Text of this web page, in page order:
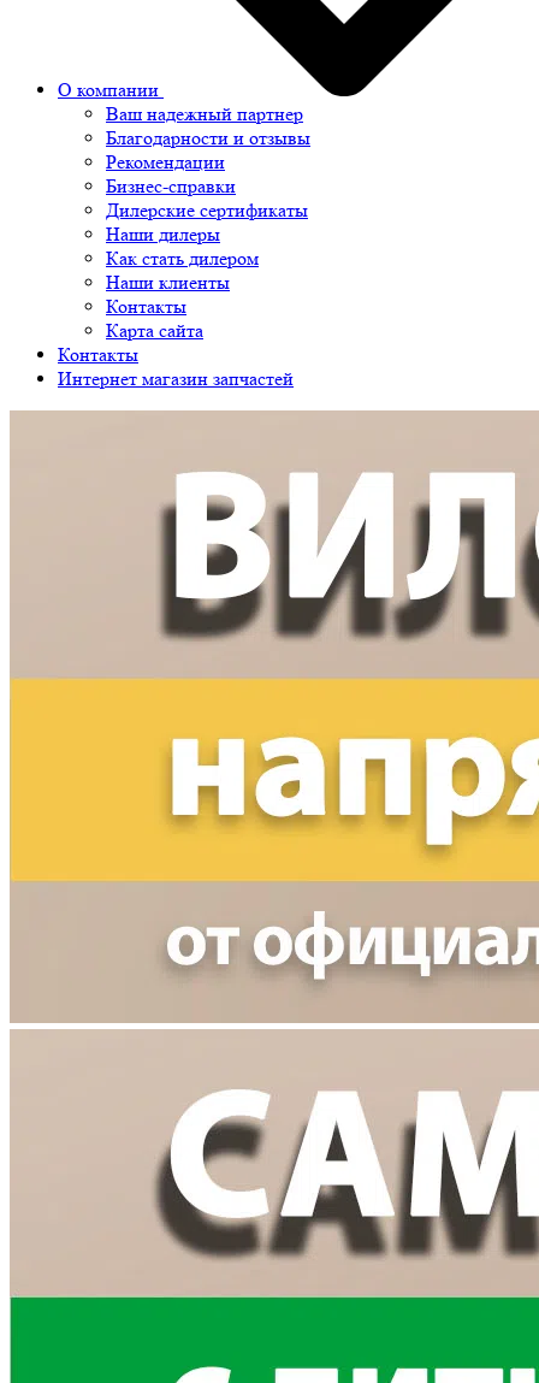
О компании
Ваш надежный партнер
Благодарности и отзывы
Рекомендации
Бизнес-справки
Дилерские сертификаты
Наши дилеры
Как стать дилером
Наши клиенты
Контакты
Карта сайта
Контакты
Интернет магазин запчастей